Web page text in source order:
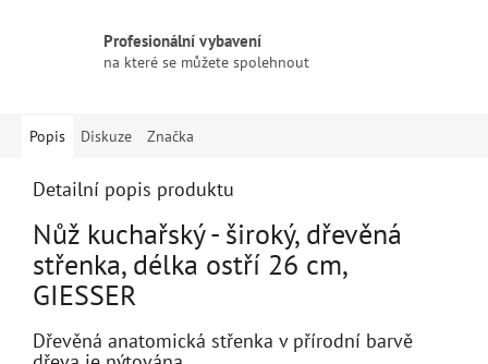
Profesionální vybavení
na které se můžete spolehnout
Popis Diskuze Značka
Detailní popis produktu
Nůž kuchařský - široký, dřevěná
střenka, délka ostří 26 cm,
GIESSER
Dřevěná anatomická střenka v přírodní barvě